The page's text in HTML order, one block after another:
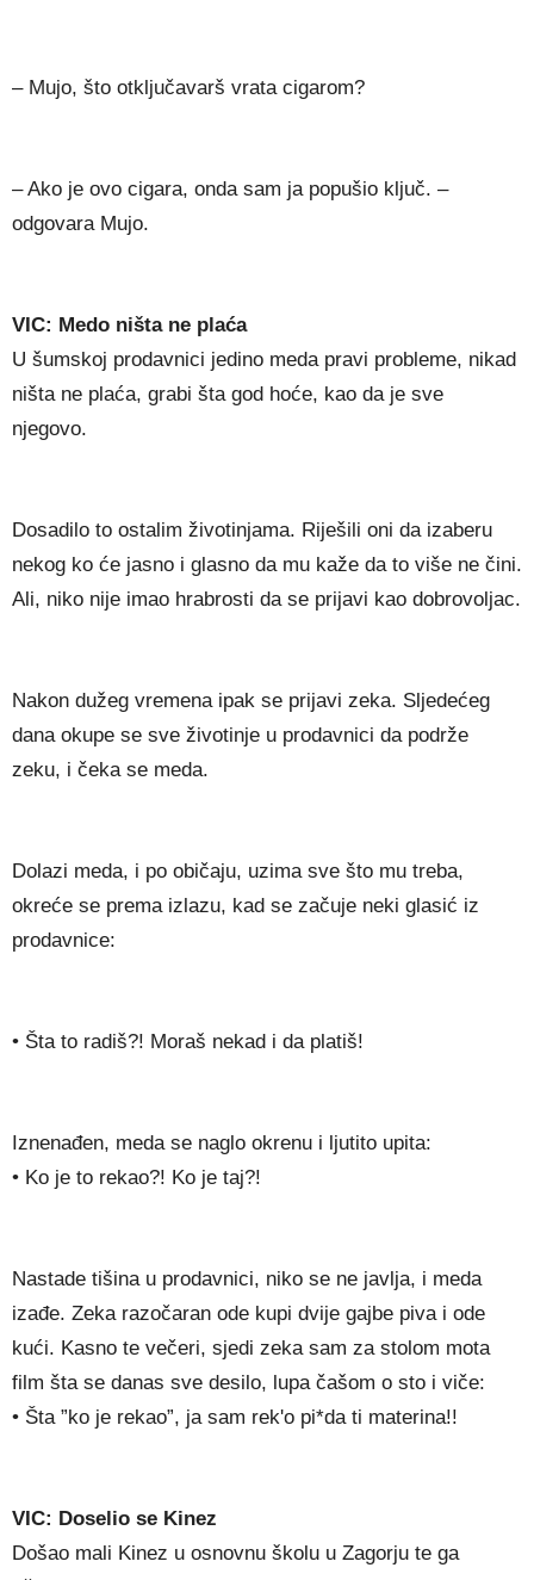
– Mujo, što otključavarš vrata cigarom?
– Ako je ovo cigara, onda sam ja popušio ključ. –
odgovara Mujo.
VIC: Medo ništa ne plaća
U šumskoj prodavnici jedino meda pravi probleme, nikad
ništa ne plaća, grabi šta god hoće, kao da je sve
njegovo.
Dosadilo to ostalim životinjama. Riješili oni da izaberu
nekog ko će jasno i glasno da mu kaže da to više ne čini.
Ali, niko nije imao hrabrosti da se prijavi kao dobrovoljac.
Nakon dužeg vremena ipak se prijavi zeka. Sljedećeg
dana okupe se sve životinje u prodavnici da podrže
zeku, i čeka se meda.
Dolazi meda, i po običaju, uzima sve što mu treba,
okreće se prema izlazu, kad se začuje neki glasić iz
prodavnice:
• Šta to radiš?! Moraš nekad i da platiš!
Iznenađen, meda se naglo okrenu i ljutito upita:
• Ko je to rekao?! Ko je taj?!
Nastade tišina u prodavnici, niko se ne javlja, i meda
izađe. Zeka razočaran ode kupi dvije gajbe piva i ode
kući. Kasno te večeri, sjedi zeka sam za stolom mota
film šta se danas sve desilo, lupa čašom o sto i viče:
• Šta ”ko je rekao”, ja sam rek'o pi*da ti materina!!
VIC: Doselio se Kinez
Došao mali Kinez u osnovnu školu u Zagorju te ga